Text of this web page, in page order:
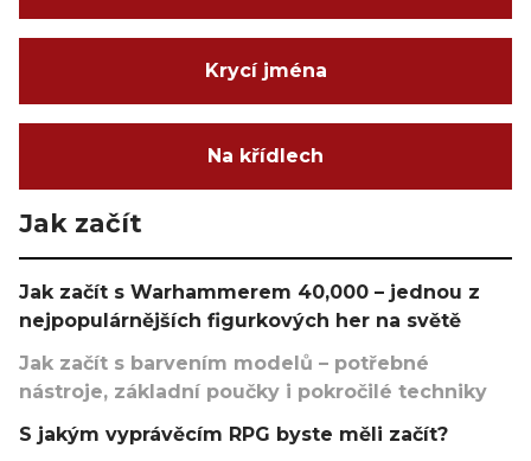
Krycí jména
Na křídlech
Jak začít
Jak začít s Warhammerem 40,000 – jednou z
nejpopulárnějších figurkových her na světě
Jak začít s barvením modelů – potřebné
nástroje, základní poučky i pokročilé techniky
S jakým vyprávěcím RPG byste měli začít?